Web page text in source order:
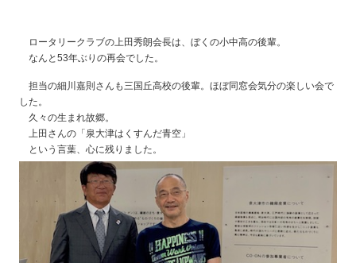
ロータリークラブの上田秀朗会長は、ぼくの小中高の後輩。
なんと53年ぶりの再会でした。
担当の細川嘉則さんも三国丘高校の後輩。ほぼ同窓会気分の楽しい会で
した。
久々の生まれ故郷。
上田さんの「泉大津はくすんだ青空」
という言葉、心に残りました。